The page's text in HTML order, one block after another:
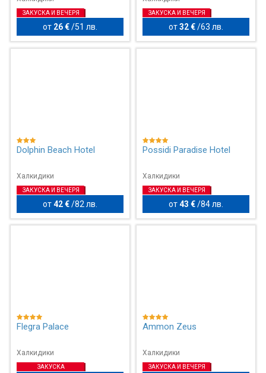
ЗАКУСКА И ВЕЧЕРЯ
от 26 € / 51 лв.
ЗАКУСКА И ВЕЧЕРЯ
от32 €/63 лв.
Dolphin Beach Hotel
Халкидики
ЗАКУСКА И ВЕЧЕРЯ
от42 € /82 лв.
Possidi Paradise Hotel
Халкидики
ЗАКУСКА И ВЕЧЕРЯ
от43 €/84 лв.
Flegra Palace
Халкидики
ЗАКУСКА
Ammon Zeus
Халкидики
ЗАКУСКА И ВЕЧЕРЯ